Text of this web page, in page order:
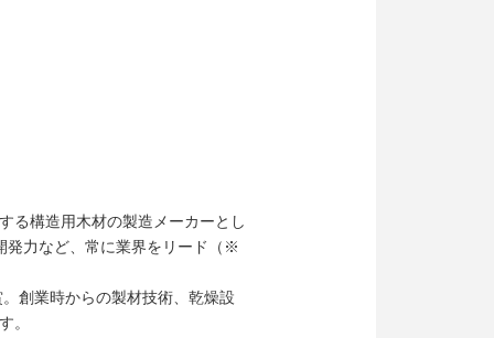
る構造用木材の製造メーカーとし
発力など、常に業界をリード（※
創業時からの製材技術、乾燥設
。